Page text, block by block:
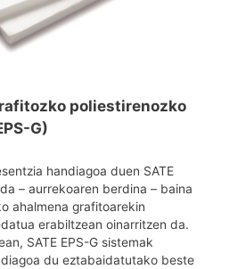
poliestirenozko
G)
handiagoa duen SATE
– aurrekoaren berdina – baina
ahalmena grafitoarekin
erabiltzean oinarritzen da.
SATE EPS-G sistemak
du eztabaidatutako beste